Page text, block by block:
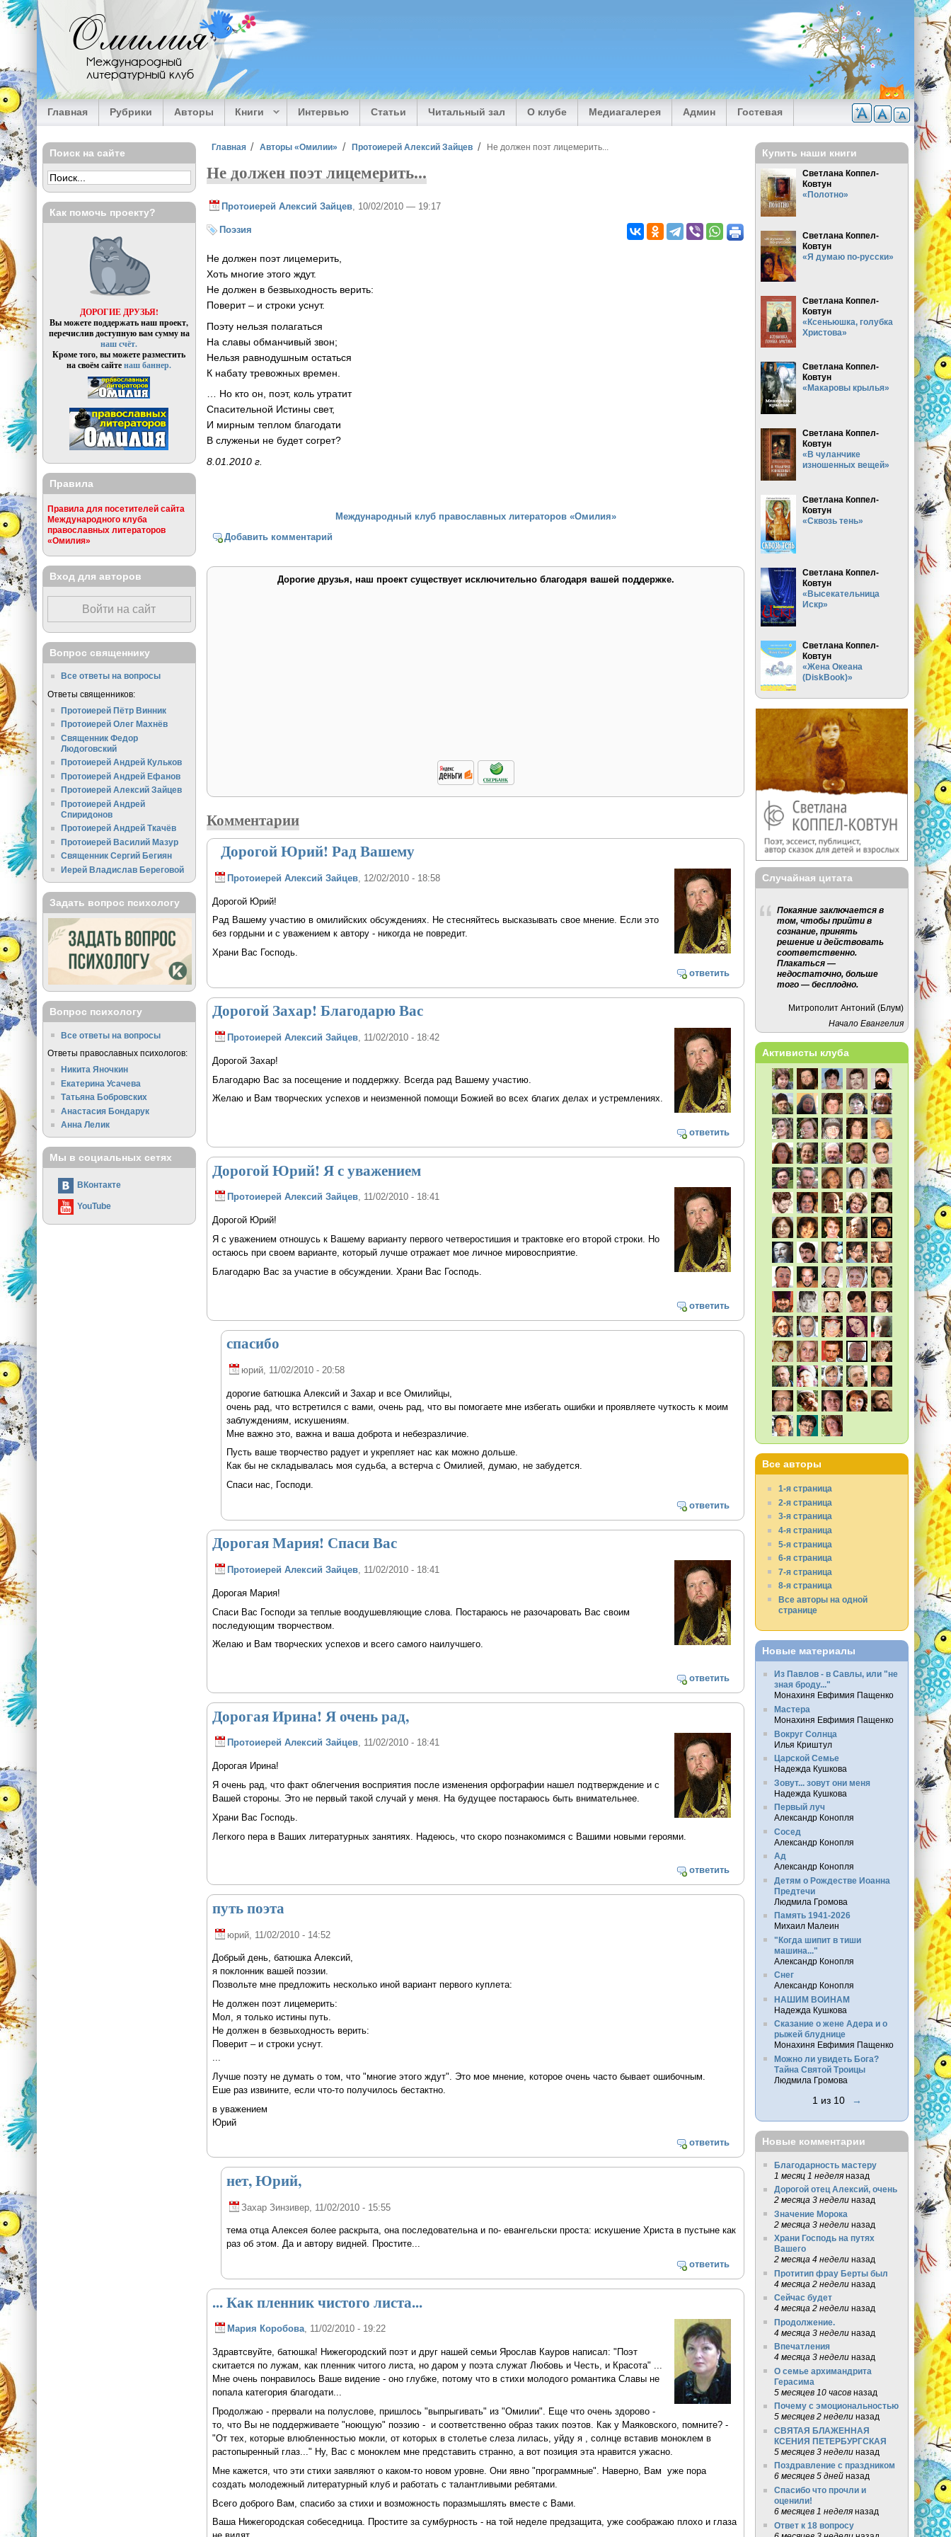
Перейти к основному содержанию
Омилия
Международный
литературный клуб
Главная Рубрики Авторы Книги Интервью Статьи Читальный зал О клубе Медиагалерея Админ Гостевая
Вы здесь
Главная Авторы «Омилии» Протоиерей Алексий Зайцев Не должен поэт лицемерить...
Не должен поэт лицемерить...
Протоиерей Алексий Зайцев , 10/02/2010 — 19:17
Поэзия
Не должен поэт лицемерить,
Хоть многие этого ждут.
Не должен в безвыходность верить:
Поверит – и строки уснут.
Поэту нельзя полагаться
На славы обманчивый звон;
Нельзя равнодушным остаться
К набату тревожных времен.
… Но кто он, поэт, коль утратит
Спасительной Истины свет,
И мирным теплом благодати
В служеньи не будет согрет?
8.01.2010 г.
Международный клуб православных литераторов «Омилия»
Добавить комментарий
Дорогие друзья, наш проект существует исключительно благодаря вашей поддержке.
Комментарии
Дорогой Юрий! Рад Вашему
Протоиерей Алексий Зайцев, 12/02/2010 - 18:58
Дорогой Юрий!
Рад Вашему участию в омилийских обсуждениях. Не стесняйтесь высказывать свое мнение. Если это
без гордыни и с уважением к автору - никогда не повредит.
Храни Вас Господь.
ответить
Дорогой Захар! Благодарю Вас
Протоиерей Алексий Зайцев, 11/02/2010 - 18:42
Дорогой Захар!
Благодарю Вас за посещение и поддержку. Всегда рад Вашему участию.
Желаю и Вам творческих успехов и неизменной помощи Божией во всех благих делах и устремлениях.
ответить
Дорогой Юрий! Я с уважением
Протоиерей Алексий Зайцев, 11/02/2010 - 18:41
Дорогой Юрий!
Я с уважением отношусь к Вашему варианту первого четверостишия и трактовке его второй строки. Но
остаюсь при своем варианте, который лучше отражает мое личное мировосприятие.
Благодарю Вас за участие в обсуждении. Храни Вас Господь.
ответить
спасибо
юрий, 11/02/2010 - 20:58
дорогие батюшка Алексий и Захар и все Омилийцы,
очень рад, что встретился с вами, очень рад, что вы помогаете мне избегать ошибки и проявляете чуткость к моим
заблуждениям, искушениям.
Мне важно это, важна и ваша доброта и небезразличие.
Пусть ваше творчество радует и укрепляет нас как можно дольше.
Как бы не складывалась моя судьба, а встерча с Омилией, думаю, не забудется.
Спаси нас, Господи.
ответить
Дорогая Мария! Спаси Вас
Протоиерей Алексий Зайцев, 11/02/2010 - 18:41
Дорогая Мария!
Спаси Вас Господи за теплые воодушевляющие слова. Постараюсь не разочаровать Вас своим
последующим творчеством.
Желаю и Вам творческих успехов и всего самого наилучшего.
ответить
Дорогая Ирина! Я очень рад,
Протоиерей Алексий Зайцев, 11/02/2010 - 18:41
Дорогая Ирина!
Я очень рад, что факт облегчения восприятия после изменения орфографии нашел подтверждение и с
Вашей стороны. Это не первый такой случай у меня. На будущее постараюсь быть внимательнее.
Храни Вас Господь.
Легкого пера в Ваших литературных занятиях. Надеюсь, что скоро познакомимся с Вашими новыми героями.
ответить
путь поэта
юрий, 11/02/2010 - 14:52
Добрый день, батюшка Алексий,
я поклонник вашей поэзии.
Позвольте мне предложить несколько иной вариант первого куплета:
Не должен поэт лицемерить:
Мол, я только истины путь.
Не должен в безвыходность верить:
Поверит – и строки уснут.
...
Лучше поэту не думать о том, что "многие этого ждут". Это мое мнение, которое очень часто бывает ошибочным.
Еше раз извините, если что-то получилось бестактно.
в уважением
Юрий
ответить
нет, Юрий,
Захар Зинзивер, 11/02/2010 - 15:55
тема отца Алексея более раскрыта, она последовательна и по- евангельски проста: искушение Христа в пустыне как
раз об этом. Да и автору видней. Простите...
ответить
... Как пленник чистого листа...
Мария Коробова, 11/02/2010 - 19:22
Здравтсвуйте, батюшка! Нижегородский поэт и друг нашей семьи Ярослав Кауров написал: "Поэт
скитается по лужам, как пленник читого листа, но даром у поэта служат Любовь и Честь, и Красота" ...
Мне очень понравилось Ваше видение - оно глубже, потому что в стихи молодого романтика Славы не
попала категория благодати...
Продолжаю - прервали на полуслове, пришлось "выпрыгивать" из "Омилии". Еще что очень здорово -
то, что Вы не поддерживаете "ноющую" поэзию - и соответственно образ таких поэтов. Как у Маяковского, помните? -
"От тех, которые влюбленностью мокли, от которых в столетье слеза лилась, уйду я , солнце вставив моноклем в
растопыренный глаз..." Ну, Вас с моноклем мне представить странно, а вот позиция эта нравится ужасно.
Мне кажется, что эти стихи заявляют о каком-то новом уровне. Они явно "программные". Наверно, Вам уже пора
создать молодежный литературный клуб и работать с талантливыми ребятами.
Всего доброго Вам, спасибо за стихи и возможность поразмышлять вместе с Вами.
Ваша Нижегородская собеседница. Простите за сумбурность - на той неделе предзащита, уже соображаю плохо и глаза
Поиск на сайте
Как помочь проекту?
ДОРОГИЕ ДРУЗЬЯ!
Вы можете поддержать наш проект,
перечислив доступную вам сумму на
наш счёт.
Кроме того, вы можете разместить
на своём сайтенаш баннер.
Правила
Правила для посетителей сайта
Международного клуба
православных литераторов
«Омилия»
Вход для авторов
Войти на сайт
Вопрос священнику
Все ответы на вопросы
Ответы священников:
Протоиерей Пётр Винник
Протоиерей Олег Махнёв
Священник Федор
Людоговский
Протоиерей Андрей Кульков
Протоиерей Андрей Ефанов
Протоиерей Алексий Зайцев
Протоиерей Андрей
Спиридонов
Протоиерей Андрей Ткачёв
Протоиерей Василий Мазур
Священник Сергий Бегиян
Иерей Владислав Береговой
Задать вопрос психологу
Вопрос психологу
Все ответы на вопросы
Ответы православных психологов:
Никита Яночкин
Екатерина Усачева
Татьяна Бобровских
Анастасия Бондарук
Анна Лелик
Мы в социальных сетях
ВКонтакте
YouTube
Купить наши книги
Светлана Коппел-
Ковтун
«Полотно»
Светлана Коппел-
Ковтун
«Я думаю по-русски»
Светлана Коппел-
Ковтун
«Ксеньюшка, голубка
Христова»
Светлана Коппел-
Ковтун
«Макаровы крылья»
Светлана Коппел-
Ковтун
«В чуланчике
изношенных вещей»
Светлана Коппел-
Ковтун
«Сквозь тень»
Светлана Коппел-
Ковтун
«Высекательница
Искр»
Светлана Коппел-
Ковтун
«Жена Океана
(DiskBook)»
Случайная цитата
Покаяние заключается в
том, чтобы прийти в
сознание, принять
решение и действовать
соответственно.
Плакаться —
недостаточно, больше
того — бесплодно.
Митрополит Антоний (Блум)
Начало Евангелия
Активисты клуба
Все авторы
1-я страница
2-я страница
3-я страница
4-я страница
5-я страница
6-я страница
7-я страница
8-я страница
Все авторы на одной
странице
Новые материалы
Из Павлов - в Савлы, или "не
зная броду..."
Монахиня Евфимия Пащенко
Мастера
Монахиня Евфимия Пащенко
Вокруг Солнца
Илья Криштул
Царской Семье
Надежда Кушкова
Зовут... зовут они меня
Надежда Кушкова
Первый луч
Александр Конопля
Сосед
Александр Конопля
Ад
Александр Конопля
Детям о Рождестве Иоанна
Предтечи
Людмила Громова
Память 1941-2026
Михаил Малеин
"Когда шипит в тиши
машина..."
Александр Конопля
Снег
Александр Конопля
НАШИМ ВОИНАМ
Надежда Кушкова
Сказание о жене Адера и о
рыжей блуднице
Монахиня Евфимия Пащенко
Можно ли увидеть Бога?
Тайна Святой Троицы
Людмила Громова
1 из 10 →
Новые комментарии
Благодарность мастеру
1 месяц 1 неделяназад
Дорогой отец Алексий, очень
2 месяца 3 неделиназад
Значение Морока
2 месяца 3 неделиназад
Храни Господь на путях
Вашего
2 месяца 4 неделиназад
Протитип фрау Берты был
4 месяца 2 неделиназад
Сейчас будет
4 месяца 2 неделиназад
Продолжение.
4 месяца 3 неделиназад
Впечатления
4 месяца 3 неделиназад
О семье архимандрита
Герасима
5 месяцев 10 часовназад
Почему с эмоциональностью
5 месяцев 2 неделиназад
СВЯТАЯ БЛАЖЕННАЯ
КСЕНИЯ ПЕТЕРБУРГСКАЯ
5 месяцев 3 неделиназад
Поздравление с праздником
6 месяцев 5 днейназад
Спасибо что прочли и
оценили!
6 месяцев 1 неделяназад
Ответ к 18 вопросу